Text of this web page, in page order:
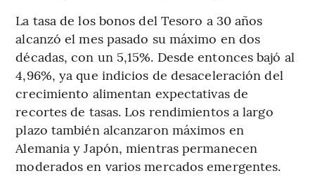
La tasa de los bonos del Tesoro a 30 años
alcanzó el mes pasado su máximo en dos
décadas, con un 5,15%. Desde entonces bajó al
4,96%, ya que indicios de desaceleración del
crecimiento alimentan expectativas de
recortes de tasas. Los rendimientos a largo
plazo también alcanzaron máximos en
Alemania y Japón, mientras permanecen
moderados en varios mercados emergentes.